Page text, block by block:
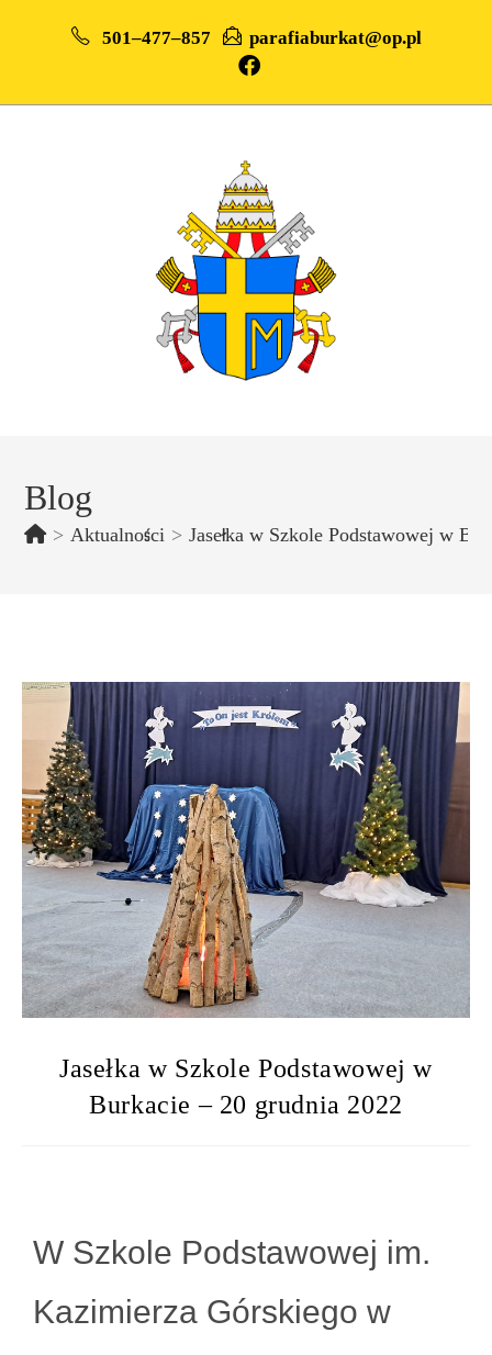
501–477–857 parafiaburkat@op.pl
Blog
> Aktualności > Jasełka w Szkole Podstawowej w
Jasełka w Szkole Podstawowej w
Burkacie – 20 grudnia 2022
W Szkole Podstawowej im.
Kazimierza Górskiego w